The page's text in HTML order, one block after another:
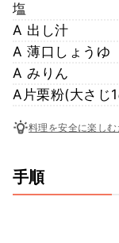
塩
A 出し汁
A 薄口しょうゆ
A みりん
A片栗粉(大さじ
料理を安全に楽し
手順